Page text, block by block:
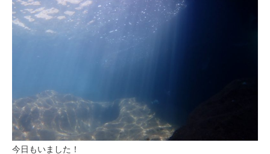
今日もいました！